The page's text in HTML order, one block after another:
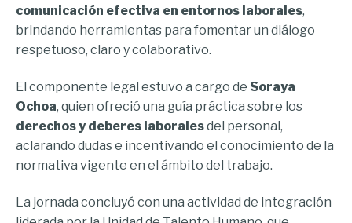
comunicación efectiva en entornos laborales,
brindando herramientas para fomentar un diálogo
respetuoso, claro y colaborativo.
El componente legal estuvo a cargo de Soraya
Ochoa, quien ofreció una guía práctica sobre los
derechos y deberes laboralesdel personal,
aclarando dudas e incentivando el conocimiento de la
normativa vigente en el ámbito del trabajo.
La jornada concluyó con una actividad de integración